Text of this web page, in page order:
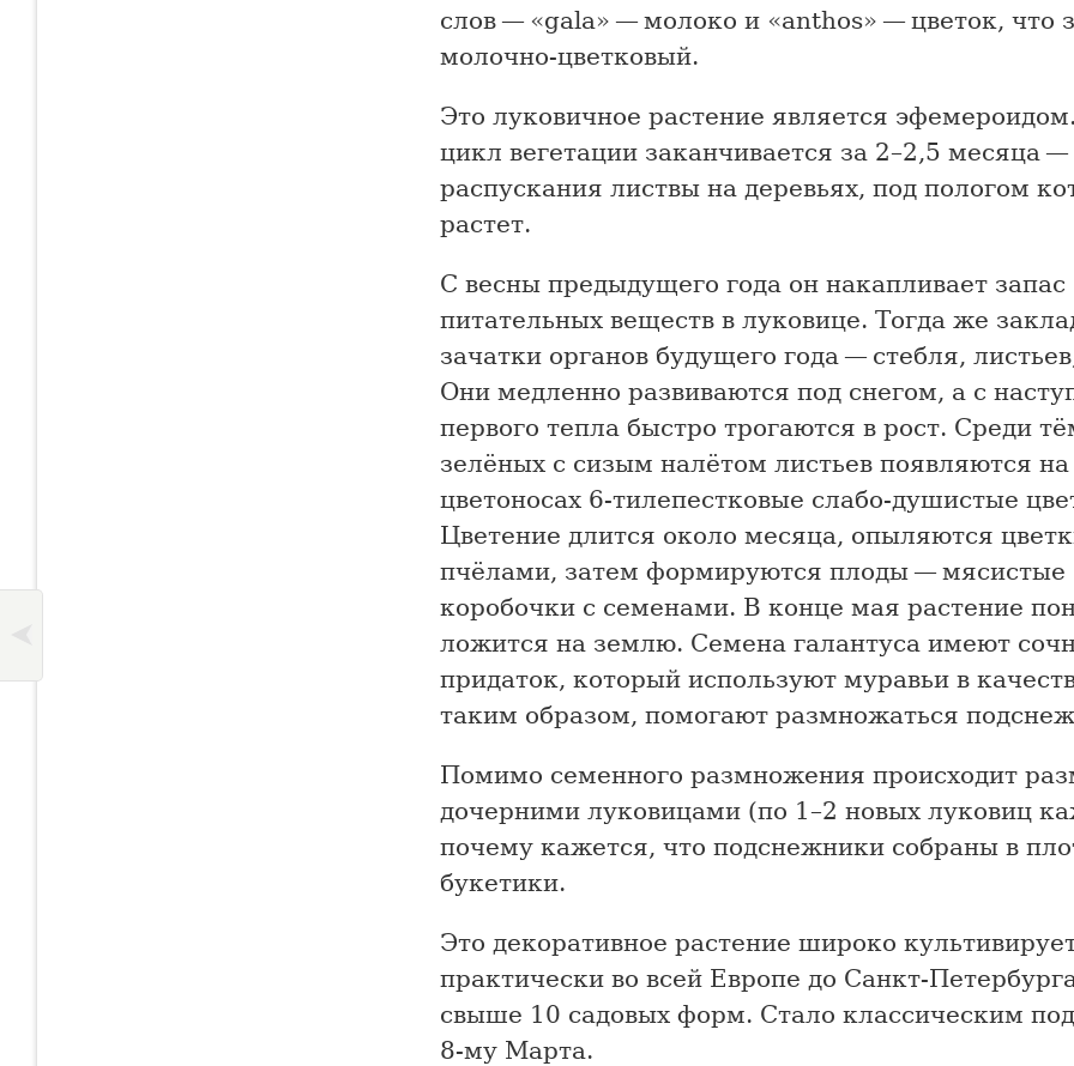
слов — «gala» — молоко и «anthos» — цветок, что
молочно-цветковый.
Это луковичное растение является
цикл вегетации заканчивается за 2–2,5 месяца —
распускания листвы на деревьях, под пологом
растет.
С весны предыдущего года он накапливает запас
питательных веществ в луковице. Тогда же
зачатки органов будущего года — стебля,
Они медленно развиваются под снегом, а с
первого тепла быстро трогаются в рост. Среди
зелёных с сизым налётом листьев появляются
цветоносах 6-тилепестковые слабо-душистые
Цветение длится около месяца, опыляются
пчёлами, затем формируются плоды — мясистые
коробочки с семенами. В конце мая растение
ложится на землю. Семена галантуса имеют
придаток, который используют муравьи в
таким образом, помогают размножаться
Помимо семенного размножения происходит
дочерними луковицами (по 1–2 новых луковиц
почему кажется, что подснежники собраны в
букетики.
Это декоративное растение широко
практически во всей Европе до Санкт-
свыше 10 садовых форм. Стало классическим
8-му Марта.